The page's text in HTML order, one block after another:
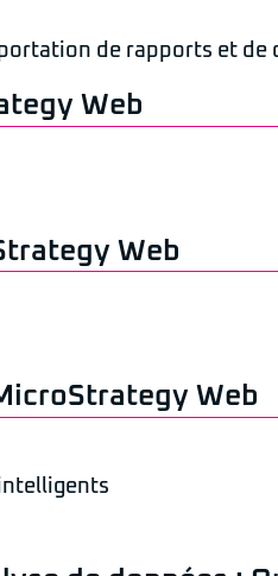
de rapports et de
Web
Web
Web